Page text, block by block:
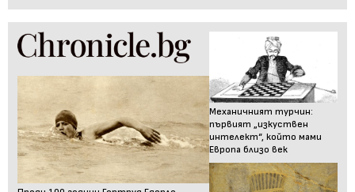
Механичният турчин:
първият „изкуствен
интелект“, който мами
Европа близо век